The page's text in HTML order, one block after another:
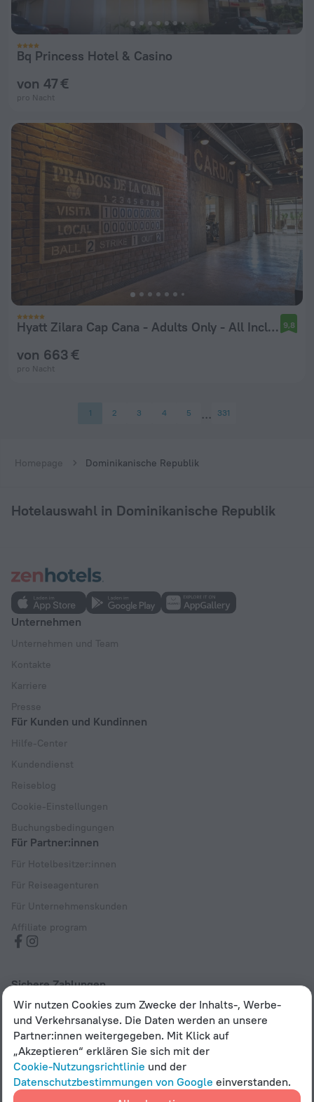
Bq Princess Hotel & Casino
von 47 €
pro Nacht
Hyatt Zilara Cap Cana ‐ Adults Only ‐ All Inclusive 9,8
von 663 €
pro Nacht
1 2 3 4 5 331
Homepage Dominikanische Republik
Hotelauswahl in Dominikanische Republik
Unternehmen
Unternehmen und Team
Kontakte
Karriere
Presse
Für Kunden und Kundinnen
Hilfe-Center
Kundendienst
Reiseblog
Cookie-Einstellungen
Buchungsbedingungen
Für Partner:innen
Für Hotelbesitzer:innen
Für Reiseagenturen
Für Unternehmenskunden
Affiliate program
Sichere Zahlungen
Sicherer Datenschutz durch führende Zahlungssysteme
Bestimmungen zur Verarbeitung und Speicherung
personenbezogener Daten
Digitales Dienstleistungsgesetz
Wir nutzen Cookies zum Zwecke der Inhalts-, Werbe-
und Verkehrsanalyse. Die Daten werden an unsere
Partner:innen weitergegeben. Mit Klick auf
„Akzeptieren“ erklären Sie sich mit der
Cookie-Nutzungsrichtlinie und der
Datenschutzbestimmungen von Google einverstanden.